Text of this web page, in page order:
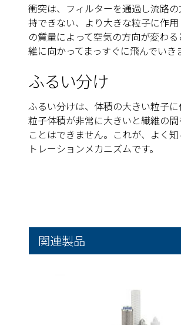
衝突は、フィルターを通過し流路
持できない、より大きな粒子に作
の質量によって空気の方向が変わ
維に向かってまっすぐに飛んでいき
ふるい分け
ふるい分けは、体積の大きい粒子に
粒子体積が非常に大きいと繊維の
ことはできません。これが、よく
トレーションメカニズムです。
関連製品